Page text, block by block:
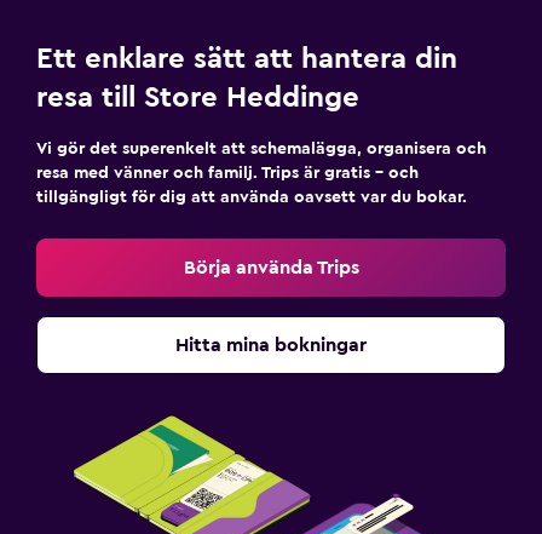
Ett enklare sätt att hantera din
resa till Store Heddinge
Vi gör det superenkelt att schemalägga, organisera och
resa med vänner och familj. Trips är gratis – och
tillgängligt för dig att använda oavsett var du bokar.
Börja använda Trips
Hitta mina bokningar